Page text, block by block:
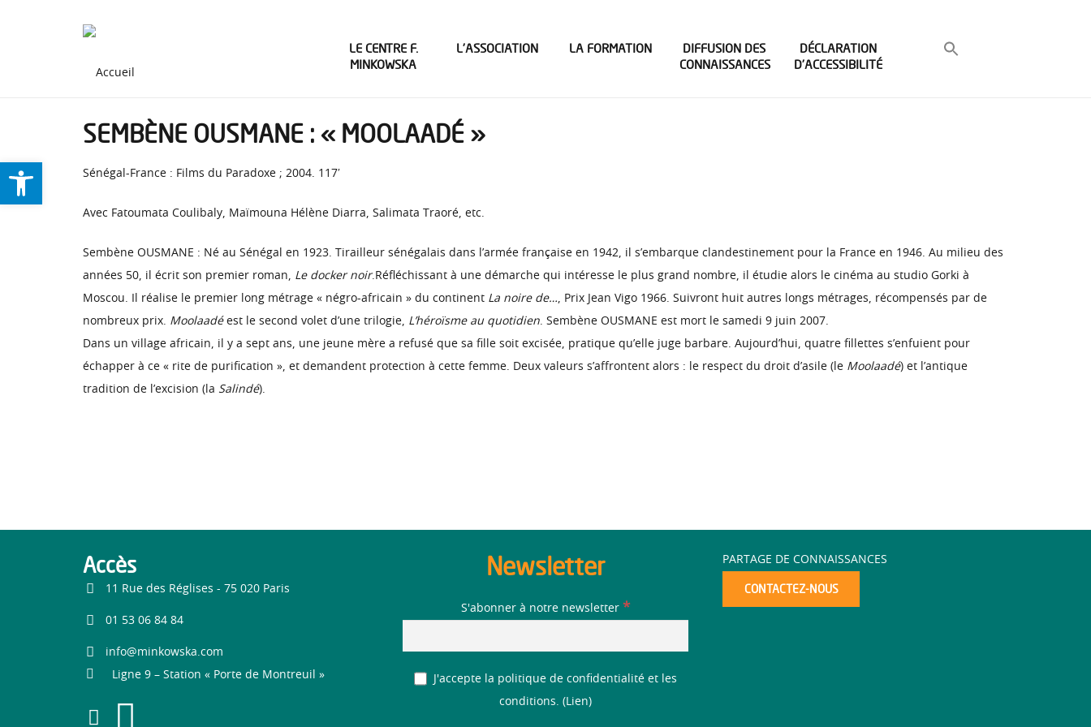
LE CENTRE F.
MINKOWSKA
L’ASSOCIATION LA FORMATION
DIFFUSION DES
CONNAISSANCES
DÉCLARATION
D’ACCESSIBILITÉ
SEMBÈNE OUSMANE : « MOOLAADÉ »
Sénégal-France : Films du Paradoxe ; 2004. 117′
Avec Fatoumata Coulibaly, Maïmouna Hélène Diarra, Salimata Traoré, etc.
Sembène OUSMANE : Né au Sénégal en 1923. Tirailleur sénégalais dans l’armée française en 1942, il s’embarque clandestinement pour la France en 1946. Au milieu des
années 50, il écrit son premier roman, Le docker noir.Réfléchissant à une démarche qui intéresse le plus grand nombre, il étudie alors le cinéma au studio Gorki à
Moscou. Il réalise le premier long métrage « négro-africain » du continent La noire de…, Prix Jean Vigo 1966. Suivront huit autres longs métrages, récompensés par de
nombreux prix. Moolaadéest le second volet d’une trilogie, L’héroïsme au quotidien. Sembène OUSMANE est mort le samedi 9 juin 2007.
Dans un village africain, il y a sept ans, une jeune mère a refusé que sa fille soit excisée, pratique qu’elle juge barbare. Aujourd’hui, quatre fillettes s’enfuient pour
échapper à ce « rite de purification », et demandent protection à cette femme. Deux valeurs s’affrontent alors : le respect du droit d’asile (le Moolaadé) et l’antique
tradition de l’excision (la Salindé).
Accès
11 Rue des Réglises - 75 020 Paris
01 53 06 84 84
info@minkowska.com
Ligne 9 – Station « Porte de Montreuil »
Newsletter
S'abonner à notre newsletter *
J'accepte la politique de confidentialité et les
conditions. ( Lien)
PARTAGE DE CONNAISSANCES
CONTACTEZ-NOUS
Ouvrir la barre d’outils